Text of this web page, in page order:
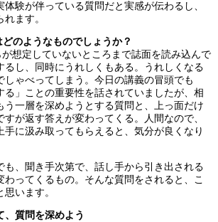
験が伴っている質問だと実感が伝わるし、
ます。
のようなものでしょうか？
想定していないところまで誌面を読み込んで
るし、同時にうれしくもある。うれしくなる
しゃべってしまう。今日の講義の冒頭でも
る」ことの重要性を話されていましたが、相
う一層を深めようとする質問と、上っ面だけ
が返す答えが変わってくる。人間なので、
手に汲み取ってもらえると、気分が良くなり
も、聞き手次第で、話し手から引き出される
わってくるもの。そんな質問をされると、こ
います。
、質問を深めよう